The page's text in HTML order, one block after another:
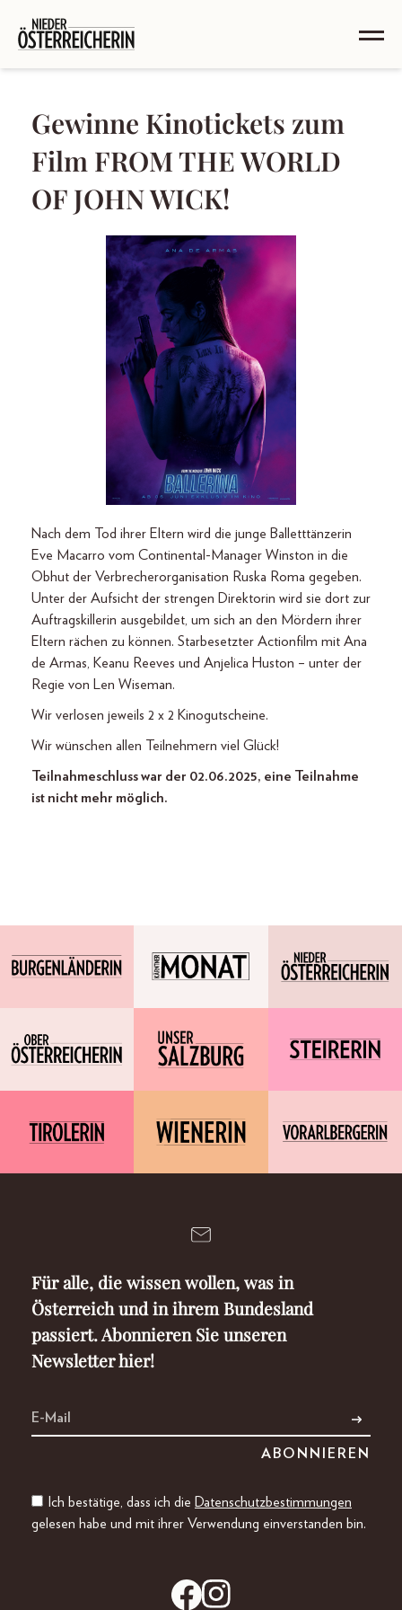
Gewinne Kinotickets zum
Film FROM THE WORLD
OF JOHN WICK!
Nach dem Tod ihrer Eltern wird die junge Balletttänzerin
Eve Macarro vom Continental-Manager Winston in die
Obhut der Verbrecherorganisation Ruska Roma gegeben.
Unter der Aufsicht der strengen Direktorin wird sie dort zur
Auftragskillerin ausgebildet, um sich an den Mördern ihrer
Eltern rächen zu können. Starbesetzter Actionfilm mit Ana
de Armas, Keanu Reeves und Anjelica Huston – unter der
Regie von Len Wiseman.
Wir verlosen jeweils 2 x 2 Kinogutscheine.
Wir wünschen allen Teilnehmern viel Glück!
Teilnahmeschluss war der 02.06.2025, eine Teilnahme
ist nicht mehr möglich.
Für alle, die wissen wollen, was in
Österreich und in ihrem Bundesland
passiert. Abonnieren Sie unseren
Newsletter hier!
Ich bestätige, dass ich die Datenschutzbestimmungen
gelesen habe und mit ihrer Verwendung einverstanden bin.